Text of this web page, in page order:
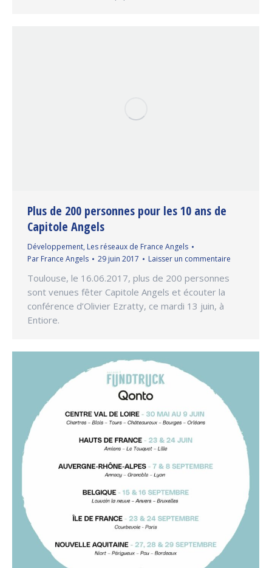
Plus de 200 personnes pour les 10 ans de
Capitole Angels
Développement, Les réseaux de France Angels
Par France Angels 29 juin 2017 Laisser un commentaire
Toulouse, le 16.06.2017, plus de 200 personnes
sont venues fêter Capitole Angels et écouter la
conférence d’Olivier Ezratty, ce mardi 13 juin, à
Entiore.